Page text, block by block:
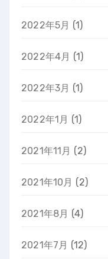
2022年5月 (1)
2022年4月 (1)
2022年3月 (1)
2022年1月 (1)
2021年11月 (2)
2021年10月 (2)
2021年8月 (4)
2021年7月 (12)